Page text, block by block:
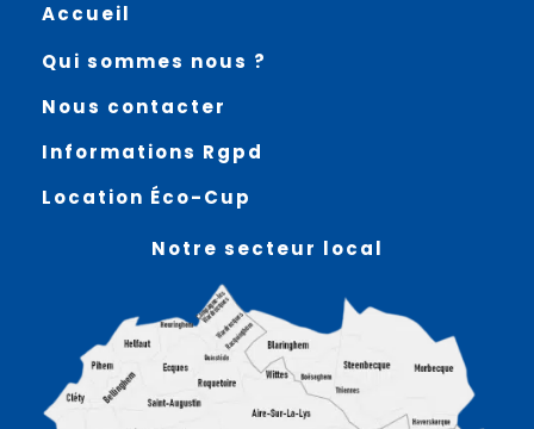
Accueil
Qui sommes nous ?
Nous contacter
Informations Rgpd
Location Éco-Cup
Notre secteur local